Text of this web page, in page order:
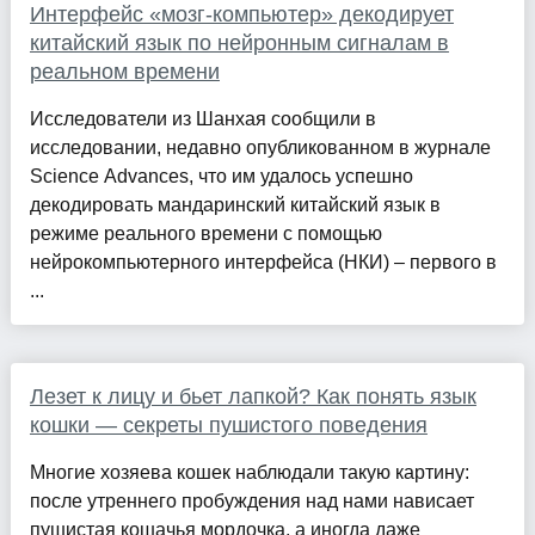
Интерфейс «мозг-компьютер» декодирует
китайский язык по нейронным сигналам в
реальном времени
Исследователи из Шанхая сообщили в
исследовании, недавно опубликованном в журнале
Science Advances, что им удалось успешно
декодировать мандаринский китайский язык в
режиме реального времени с помощью
нейрокомпьютерного интерфейса (НКИ) – первого в
...
Лезет к лицу и бьет лапкой? Как понять язык
кошки — секреты пушистого поведения
Многие хозяева кошек наблюдали такую картину:
после утреннего пробуждения над нами нависает
пушистая кошачья мордочка, а иногда даже